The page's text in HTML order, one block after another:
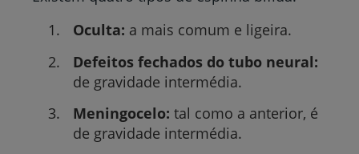
Oculta: a mais comum e ligeira.
Defeitos fechados do tubo neural:
de gravidade intermédia.
Meningocelo: tal como a anterior, é
de gravidade intermédia.